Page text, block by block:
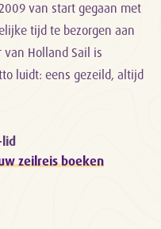
van start gegaan met
tijd te bezorgen aan
van Holland Sail is
luidt: eens gezeild, altijd
lid
zeilreis boeken